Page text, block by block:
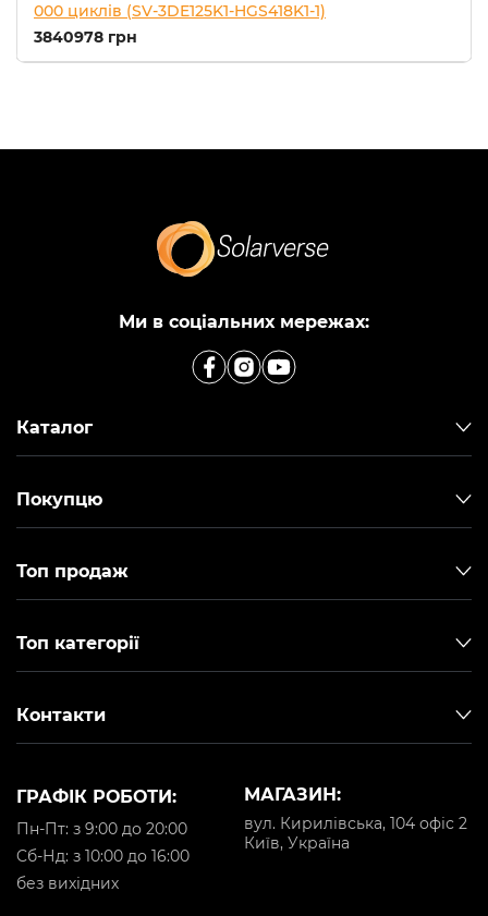
000 циклів (SV-3DE125K1-HGS418K1-1)
3840978 грн
Ми в соціальних мережах:
Каталог
Покупцю
Топ продаж
Топ категорії
Контакти
МАГАЗИН:
вул. Кирилівська, 104 офіс 2
Київ, Україна
ГРАФІК РОБОТИ:
Пн-Пт: з 9:00 до 20:00
Cб-Нд: з 10:00 до 16:00
без вихідних